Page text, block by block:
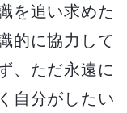
を追い求めた
的に協力して
、ただ永遠に
自分がしたい